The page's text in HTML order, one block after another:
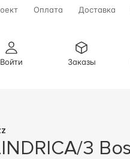
Оплата Доставка
Войти
Заказы